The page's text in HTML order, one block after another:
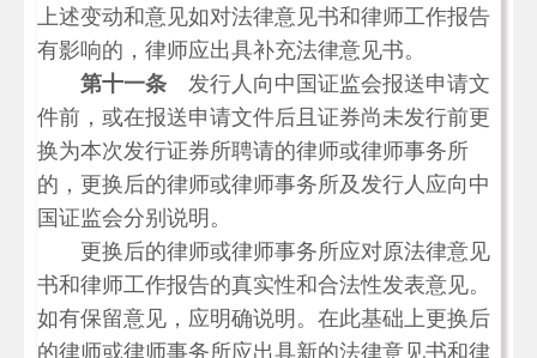
上述变动和意见如对法律意见书和律师工作报告
有影响的，律师应出具补充法律意见书。
第十一条 发行人向中国证监会报送申请文
件前，或在报送申请文件后且证券尚未发行前更
换为本次发行证券所聘请的律师或律师事务所
的，更换后的律师或律师事务所及发行人应向中
国证监会分别说明。
更换后的律师或律师事务所应对原法律意见
书和律师工作报告的真实性和合法性发表意见。
如有保留意见，应明确说明。在此基础上更换后
的律师或律师事务所应出具新的法律意见书和律